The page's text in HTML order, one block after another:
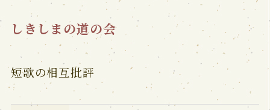
しきしまの道の会
短歌の相互批評